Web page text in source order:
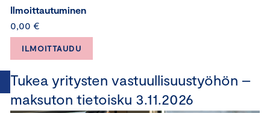
Ilmoittautuminen
0,00 €
ILMOITTAUDU
Tukea yritysten vastuullisuustyöhön –
maksuton tietoisku 3.11.2026